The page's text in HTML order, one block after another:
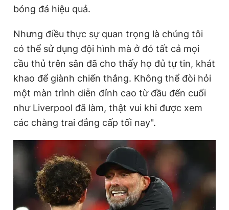
bóng đá hiệu quả.
Nhưng điều thực sự quan trọng là chúng tôi
có thể sử dụng đội hình mà ở đó tất cả mọi
cầu thủ trên sân đã cho thấy họ đủ tự tin, khát
khao để giành chiến thắng. Không thể đòi hỏi
một màn trình diễn đỉnh cao từ đầu đến cuối
như Liverpool đã làm, thật vui khi được xem
các chàng trai đẳng cấp tối nay".